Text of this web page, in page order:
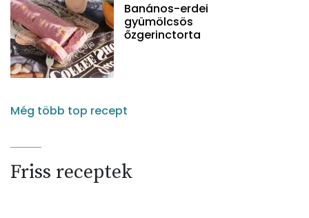
Banános-erdei
gyümölcsös
őzgerinctorta
Még több top recept
Friss receptek